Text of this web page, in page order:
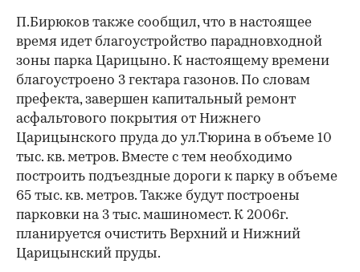
П.Бирюков также сообщил, что в настоящее
время идет благоустройство парадновходной
зоны парка Царицыно. К настоящему времени
благоустроено 3 гектара газонов. По словам
префекта, завершен капитальный ремонт
асфальтового покрытия от Нижнего
Царицынского пруда до ул.Тюрина в объеме 10
тыс. кв. метров. Вместе с тем необходимо
построить подъездные дороги к парку в объеме
65 тыс. кв. метров. Также будут построены
парковки на 3 тыс. машиномест. К 2006г.
планируется очистить Верхний и Нижний
Царицынский пруды.